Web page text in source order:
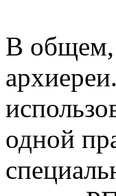
В общем,
одной